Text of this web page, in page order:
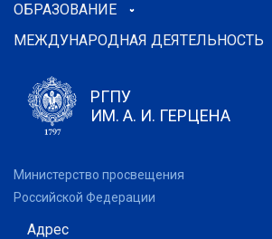
ОБРАЗОВАНИЕ
МЕЖДУНАРОДНАЯ ДЕЯТЕЛЬНОСТЬ
РГПУ
ИМ. А. И. ГЕРЦЕНА
Министерство просвещения
Российской Федерации
Адрес